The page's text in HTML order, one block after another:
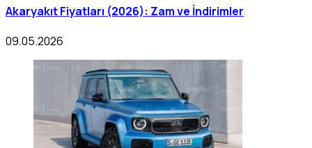
Akaryakıt Fiyatları (2026): Zam ve İndirimler
09.05.2026